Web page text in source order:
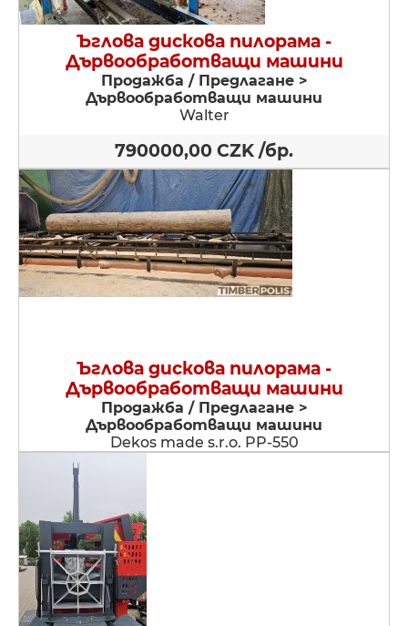
Ъглова дискова пилорама -
Дървообработващи машини
Продажба / Предлагане >
Дървообработващи машини
Walter
790000,00 CZK /бр.
Ъглова дискова пилорама -
Дървообработващи машини
Продажба / Предлагане >
Дървообработващи машини
Dekos made s.r.o. PP-550